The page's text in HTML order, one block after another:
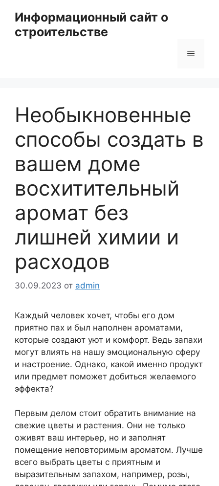
содержимому
Информационный сайт о
строительстве
Меню
Необыкновенные
способы создать в
вашем доме
восхитительный
аромат без
лишней химии и
расходов
30.09.2023 от admin
Каждый человек хочет, чтобы его дом
приятно пах и был наполнен ароматами,
которые создают уют и комфорт. Ведь запахи
могут влиять на нашу эмоциональную сферу
и настроение. Однако, какой именно продукт
или предмет поможет добиться желаемого
эффекта?
Первым делом стоит обратить внимание на
свежие цветы и растения. Они не только
оживят ваш интерьер, но и заполнят
помещение неповторимым ароматом. Лучше
всего выбрать цветы с приятным и
выразительным запахом, например, розы,